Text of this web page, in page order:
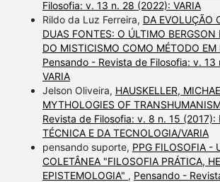
Filosofia: v. 13 n. 28 (2022): VARIA
Rildo da Luz Ferreira, DA EVOLUÇÃO
DUAS FONTES: O ÚLTIMO BERGSON
DO MISTICISMO COMO MÉTODO EM
Pensando - Revista de Filosofia: v. 13
VARIA
Jelson Oliveira, HAUSKELLER,
MYTHOLOGIES OF
Revista de Filosofia: v. 8 n. 15 (2017):
TÉCNICA E DA TECNOLOGIA/VARIA
pensando suporte, PPG FILOSOFIA -
COLETÂNEA "FILOSOFIA PRÁTICA,
EPISTEMOLOGIA" , Pensando -